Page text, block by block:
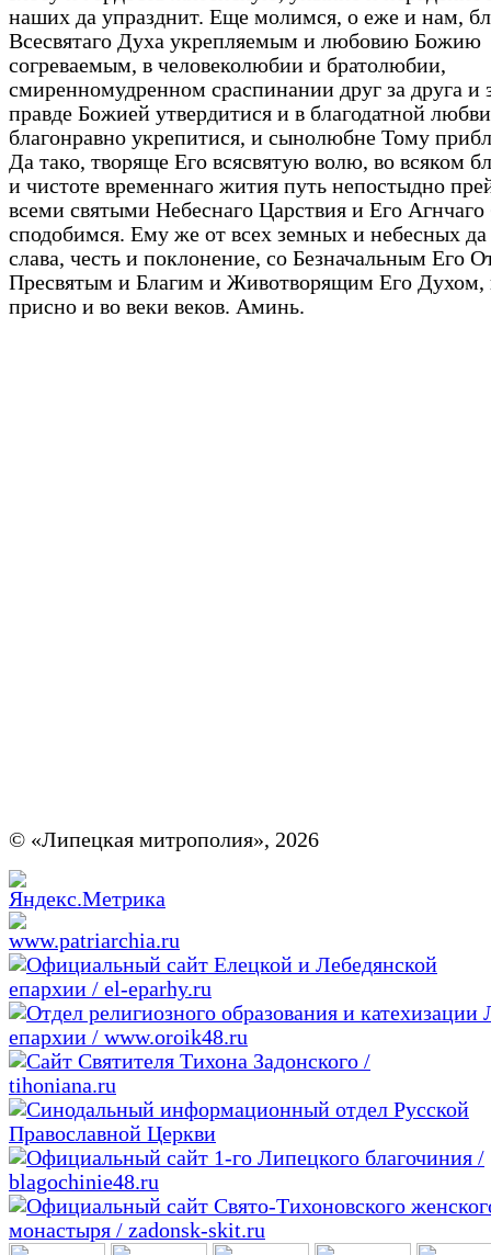
наших да упразднит. Еще молимся, о еже и нам,
Всесвятаго Духа укрепляемым и любовию Божию
согреваемым, в человеколюбии и братолюбии,
смиренномудренном сраспинании друг за друга и
правде Божией утвердитися и в благодатной
благонравно укрепитися, и сынолюбне Тому
Да тако, творяще Его всясвятую волю, во всяком
и чистоте временнаго жития путь непостыдно
всеми святыми Небеснаго Царствия и Его Агнчаго
сподобимся. Ему же от всех земных и небесных да
слава, честь и поклонение, со Безначальным Его
Пресвятым и Благим и Животворящим Его Духом,
присно и во веки веков. Аминь.
© «Липецкая митрополия», 2026